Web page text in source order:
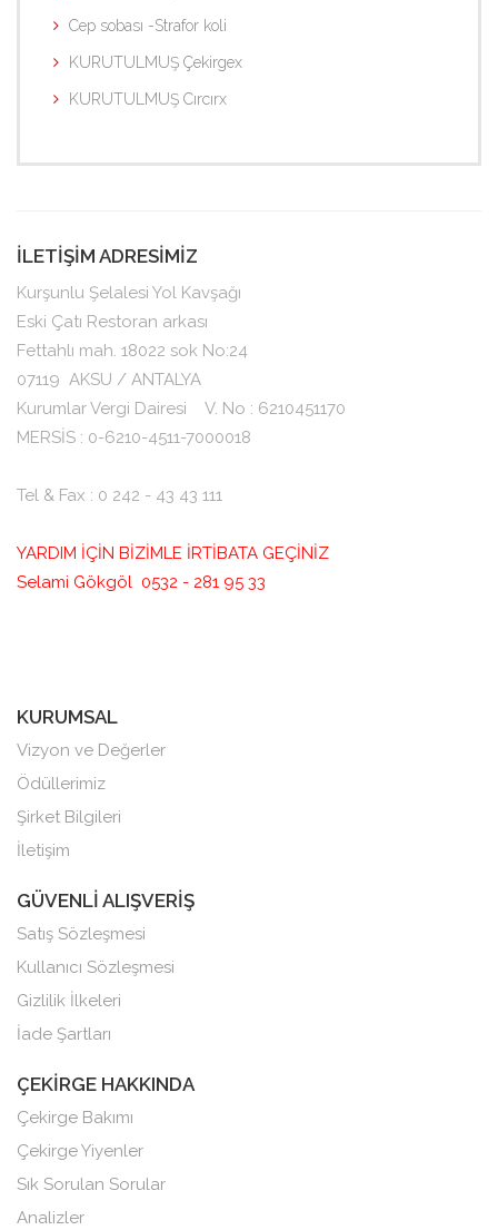
Cep sobası -Strafor koli
KURUTULMUŞ Çekirgex
KURUTULMUŞ Cırcırx
İLETİŞİM ADRESİMİZ
Kurşunlu Şelalesi Yol Kavşağı
Eski Çatı Restoran arkası
Fettahlı mah. 18022 sok No:24
07119 AKSU / ANTALYA
Kurumlar Vergi Dairesi V. No : 6210451170
MERSİS : 0-6210-4511-7000018
Tel & Fax : 0 242 - 43 43 111
YARDIM İÇİN BİZİMLE İRTİBATA GEÇİNİZ
Selami Gökgöl 0532 - 281 95 33
KURUMSAL
Vizyon ve Değerler
Ödüllerimiz
Şirket Bilgileri
İletişim
GÜVENLİ ALIŞVERİŞ
Satış Sözleşmesi
Kullanıcı Sözleşmesi
Gizlilik İlkeleri
İade Şartları
ÇEKİRGE HAKKINDA
Çekirge Bakımı
Çekirge Yiyenler
Sık Sorulan Sorular
Analizler